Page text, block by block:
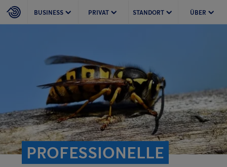
BUSINESS PRIVAT STANDORT ÜBER
PROFESSIONELLE